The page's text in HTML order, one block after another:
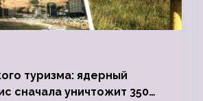
туризма: ядерный
сначала уничтожит 350